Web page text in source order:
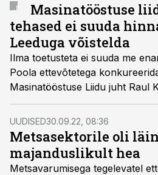
Masinatööstuse
tehased ei suuda
Leeduga võistelda
Ilma toetusteta ei suuda me
Poola ettevõtetega
Masinatööstuse Liidu juht Raul
„Äripäeva TOP“.
UUDISED30.09.22, 08:36
Metsasektorile oli
majanduslikult hea
Metsavarumisega tegelevatel